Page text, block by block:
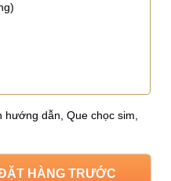
dẫn, Que chọc sim,
HÀNG TRƯỚC